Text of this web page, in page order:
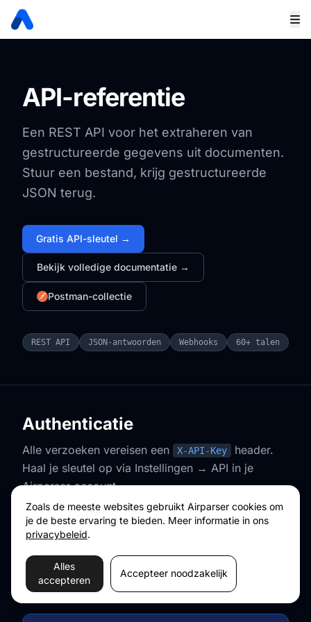
Zoals de meeste websites gebruikt Airparser cookies om
je de beste ervaring te bieden. Meer informatie in ons
privacybeleid.
Alles
accepteren
Accepteer noodzakelijk
API-referentie
Een REST API voor het extraheren van
gestructureerde gegevens uit documenten.
Stuur een bestand, krijg gestructureerde
JSON terug.
Gratis API-sleutel →
Bekijk volledige documentatie →
Postman-collectie
REST API JSON-antwoorden Webhooks 60+ talen
Authenticatie
Alle verzoeken vereisen een X-API-Key
header.
Haal je sleutel op via Instellingen → API in je
Airparser-account.
cURL
curl https://api.airparser.com/inboxes \
  -H
"X-API-Key: YOUR_API_KEY"